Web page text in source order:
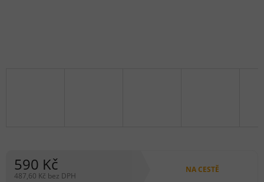
590 Kč
487,60 Kč bez DPH
NA CESTĚ